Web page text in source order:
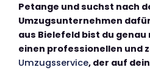
Petange und suchst nach
Umzugsunternehmen
aus Bielefeld bist du
einen professionellen und
Umzugsservice, der auf